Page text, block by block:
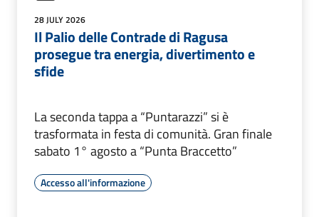
28 JULY 2026
Il Palio delle Contrade di Ragusa
prosegue tra energia, divertimento e
sfide
La seconda tappa a “Puntarazzi” si è
trasformata in festa di comunità. Gran finale
sabato 1° agosto a “Punta Braccetto”
Accesso all'informazione